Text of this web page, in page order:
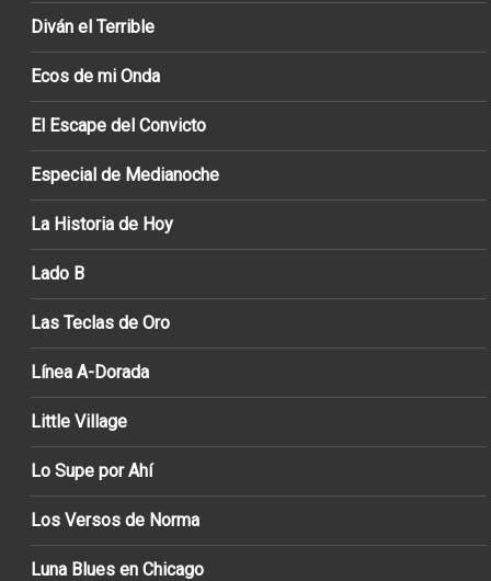
Diván el Terrible
Ecos de mi Onda
El Escape del Convicto
Especial de Medianoche
La Historia de Hoy
Lado B
Las Teclas de Oro
Línea A-Dorada
Little Village
Lo Supe por Ahí
Los Versos de Norma
Luna Blues en Chicago